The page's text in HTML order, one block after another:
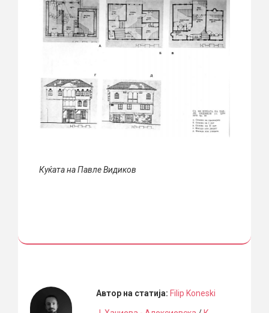
Куќата на Павле Видиков
Автор на статија: Filip Koneski